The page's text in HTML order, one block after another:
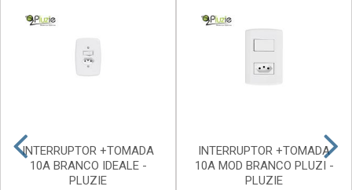
INTERRUPTOR +TOMADA
10A BRANCO IDEALE -
PLUZIE
INTERRUPTOR +TOMADA
10A MOD BRANCO PLUZI -
PLUZIE